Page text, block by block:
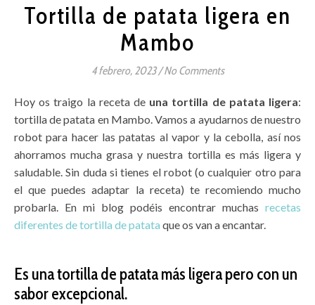
Tortilla de patata ligera en
Mambo
4 febrero, 2023/No Comments
Hoy os traigo la receta de una tortilla de patata ligera:
tortilla de patata en Mambo. Vamos a ayudarnos de nuestro
robot para hacer las patatas al vapor y la cebolla, así nos
ahorramos mucha grasa y nuestra tortilla es más ligera y
saludable. Sin duda si tienes el robot (o cualquier otro para
el que puedes adaptar la receta) te recomiendo mucho
probarla. En mi blog podéis encontrar muchas recetas
diferentes de tortilla de patata que os van a encantar.
Es una tortilla de patata más ligera pero con un
sabor excepcional.